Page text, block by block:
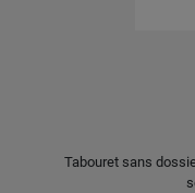
Tabouret sans